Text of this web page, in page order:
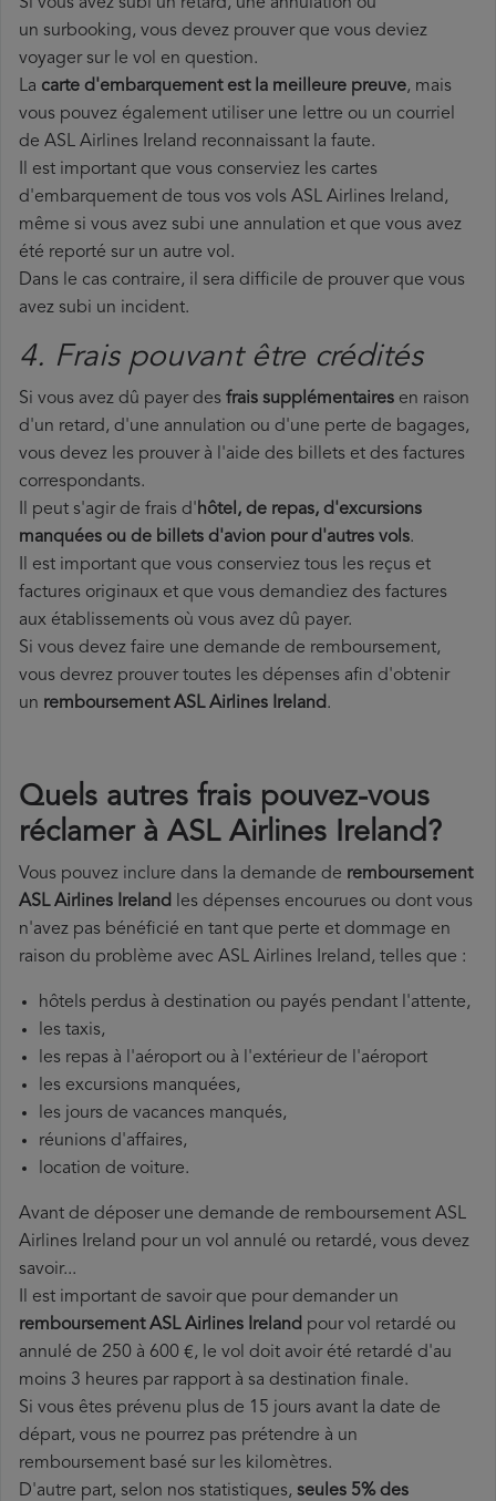
Si vous avez subi un retard, une annulation ou
un surbooking, vous devez prouver que vous deviez
voyager sur le vol en question.
La carte d'embarquement est la meilleure preuve, mais
vous pouvez également utiliser une lettre ou un courriel
de ASL Airlines Ireland reconnaissant la faute.
Il est important que vous conserviez les cartes
d'embarquement de tous vos vols ASL Airlines Ireland,
même si vous avez subi une annulation et que vous avez
été reporté sur un autre vol.
Dans le cas contraire, il sera difficile de prouver que vous
avez subi un incident.
4. Frais pouvant être crédités
Si vous avez dû payer des frais supplémentaires en raison
d'un retard, d'une annulation ou d'une perte de bagages,
vous devez les prouver à l'aide des billets et des factures
correspondants.
Il peut s'agir de frais d'hôtel, de repas, d'excursions
manquées ou de billets d'avion pour d'autres vols.
Il est important que vous conserviez tous les reçus et
factures originaux et que vous demandiez des factures
aux établissements où vous avez dû payer.
Si vous devez faire une demande de remboursement,
vous devrez prouver toutes les dépenses afin d'obtenir
un remboursement ASL Airlines Ireland.
Quels autres frais pouvez-vous
réclamer à ASL Airlines Ireland?
Vous pouvez inclure dans la demande de remboursement
ASL Airlines Ireland les dépenses encourues ou dont vous
n'avez pas bénéficié en tant que perte et dommage en
raison du problème avec ASL Airlines Ireland, telles que :
hôtels perdus à destination ou payés pendant l'attente,
les taxis,
les repas à l'aéroport ou à l'extérieur de l'aéroport
les excursions manquées,
les jours de vacances manqués,
réunions d'affaires,
location de voiture.
Avant de déposer une demande de remboursement ASL
Airlines Ireland pour un vol annulé ou retardé, vous devez
savoir...
Il est important de savoir que pour demander un
remboursement ASL Airlines Ireland pour vol retardé ou
annulé de 250 à 600 €, le vol doit avoir été retardé d'au
moins 3 heures par rapport à sa destination finale.
Si vous êtes prévenu plus de 15 jours avant la date de
départ, vous ne pourrez pas prétendre à un
remboursement basé sur les kilomètres.
D'autre part, selon nos statistiques, seules 5% des